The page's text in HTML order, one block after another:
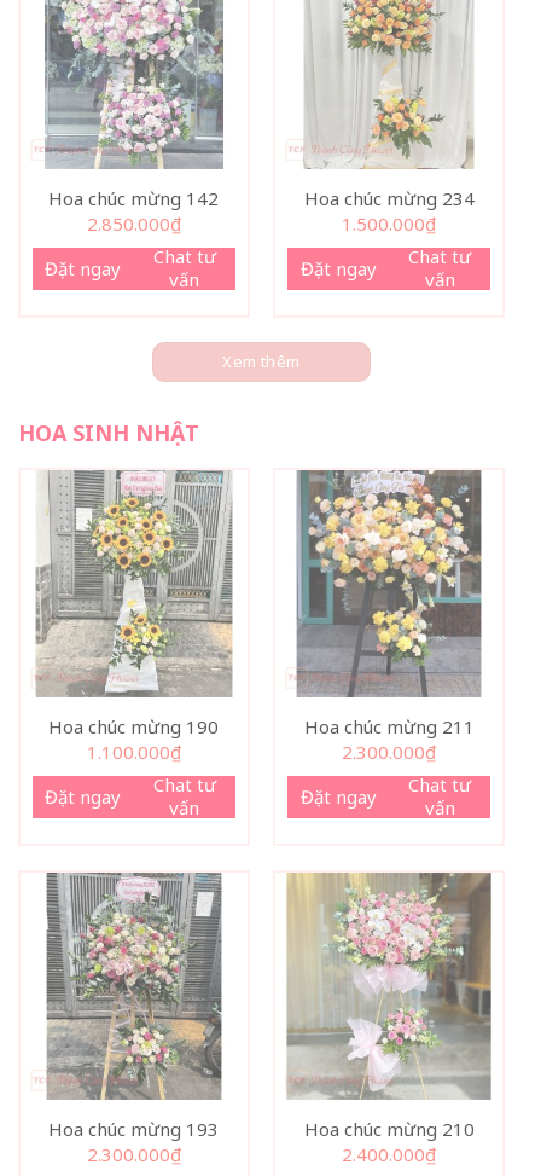
Hoa chúc mừng 142
2.850.000₫
Đặt ngay
Chat tư
vấn
Hoa chúc mừng 234
1.500.000₫
Đặt ngay
Chat tư
vấn
Xem thêm
HOA SINH NHẬT
Hoa chúc mừng 190
1.100.000₫
Đặt ngay
Chat tư
vấn
Hoa chúc mừng 211
2.300.000₫
Đặt ngay
Chat tư
vấn
Hoa chúc mừng 193
2.300.000₫
Hoa chúc mừng 210
2.400.000₫